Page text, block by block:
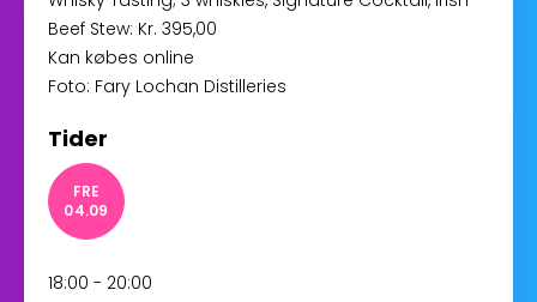
Beef Stew: Kr. 395,00
Kan købes online
Foto: Fary Lochan Distilleries
Tider
FRE
04.09
18:00 - 20:00